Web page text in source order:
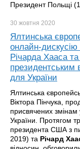
Президент Польщі
30 жовтня 2020
Ялтинська
онлайн-
Річарда Хааса
президентським
для України
Ялтинська
Віктора Пінчука,
присвячених змінам
України. Протягом
президента США з
2019) та Річард